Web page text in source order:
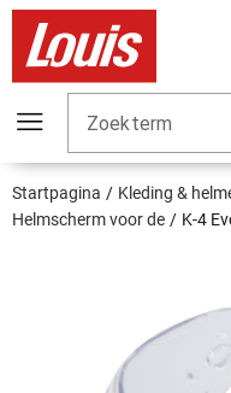
Zoekterm
Startpagina Kleding &
Helmscherm voor de
K-4